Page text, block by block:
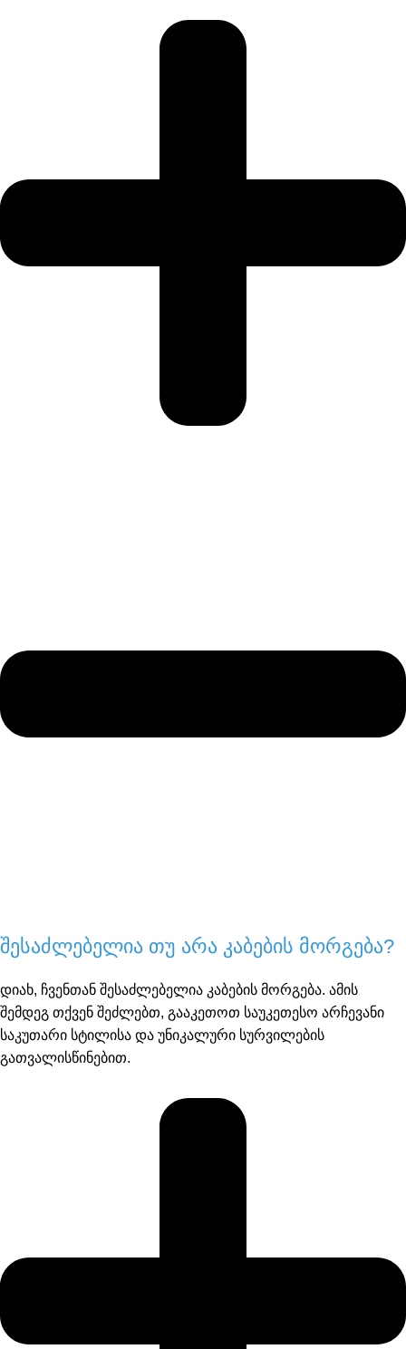
შესაძლებელია თუ არა კაბების მორგება?
დიახ, ჩვენთან შესაძლებელია კაბების მორგება. ამის
შემდეგ თქვენ შეძლებთ, გააკეთოთ საუკეთესო არჩევანი
საკუთარი სტილისა და უნიკალური სურვილების
გათვალისწინებით.